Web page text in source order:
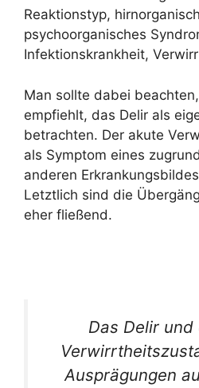
Reaktionstyp,
psychoorganisches
Infektionskrankheit,
Man sollte dabei
empfiehlt, das Delir als
betrachten. Der akute
als Symptom eines
anderen
Letztlich sind die
eher fließend.
Das Delir
Verwirrtheits
Ausprägungen